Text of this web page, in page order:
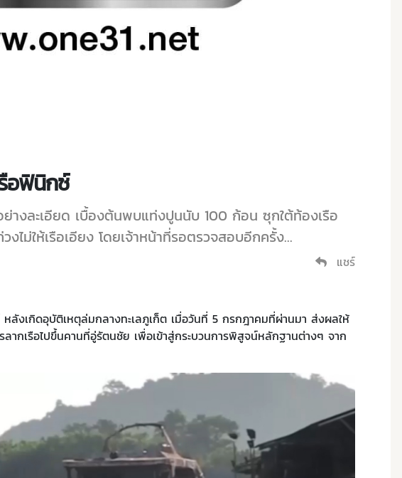
อฟินิกซ์
ย่างละเอียด เบื้องต้นพบแท่งปูนนับ 100 ก้อน ซุกใต้ท้องเรือ
ไม่ให้เรือเอียง โดยเจ้าหน้าที่รอตรวจสอบอีกครั้ง...
แชร์
ลังเกิดอุบัติเหตุล่มกลางทะเลภูเก็ต เมื่อวันที่ 5 กรกฎาคมที่ผ่านมา ส่งผลให้
ากเรือไปขึ้นคานที่อู่รัตนชัย เพื่อเข้าสู่กระบวนการพิสูจน์หลักฐานต่างๆ จาก